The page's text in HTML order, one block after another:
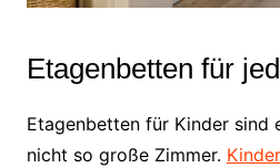
Etagenbetten für
Etagenbetten für Kinder sind
nicht so große Zimmer.